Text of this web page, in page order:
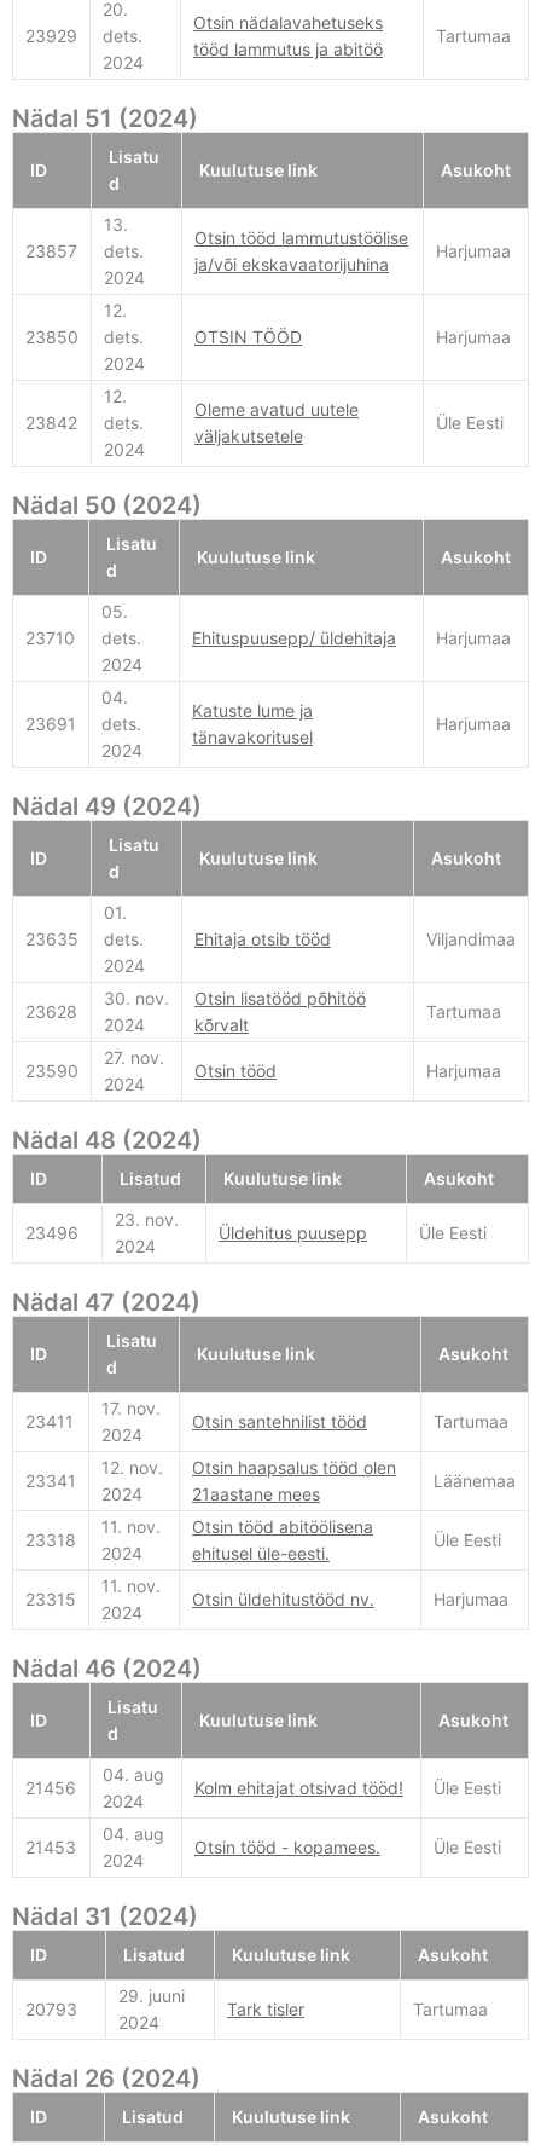
23929
20.
dets.
2024
Otsin nädalavahetuseks
tööd lammutus ja abitöö
Tartumaa
Nädal 51 (2024)
ID
Lisatu
d
Kuulutuse link Asukoht
23857
13.
dets.
2024
Otsin tööd lammutustöölise
ja/või ekskavaatorijuhina
Harjumaa
23850
12.
dets.
2024
OTSIN TÖÖD Harjumaa
23842
12.
dets.
2024
Oleme avatud uutele
väljakutsetele
Üle Eesti
Nädal 50 (2024)
ID
Lisatu
d
Kuulutuse link Asukoht
23710
05.
dets.
2024
Ehituspuusepp/ üldehitaja Harjumaa
23691
04.
dets.
2024
Katuste lume ja
tänavakoritusel
Harjumaa
Nädal 49 (2024)
ID
Lisatu
d
Kuulutuse link Asukoht
23635
01.
dets.
2024
Ehitaja otsib tööd Viljandimaa
23628
30. nov.
2024
Otsin lisatööd põhitöö
kõrvalt
Tartumaa
23590
27. nov.
2024
Otsin tööd Harjumaa
Nädal 48 (2024)
ID Lisatud Kuulutuse link Asukoht
23496
23. nov.
2024
Üldehitus puusepp Üle Eesti
Nädal 47 (2024)
ID
Lisatu
d
Kuulutuse link Asukoht
23411
17. nov.
2024
Otsin santehnilist tööd Tartumaa
23341
12. nov.
2024
Otsin haapsalus tööd olen
21aastane mees
Läänemaa
23318
11. nov.
2024
Otsin tööd abitöölisena
ehitusel üle-eesti.
Üle Eesti
23315
11. nov.
2024
Otsin üldehitustööd nv. Harjumaa
Nädal 46 (2024)
ID
Lisatu
d
Kuulutuse link Asukoht
21456
04. aug
2024
Kolm ehitajat otsivad tööd! Üle Eesti
21453
04. aug
2024
Otsin tööd - kopamees. Üle Eesti
Nädal 31 (2024)
ID Lisatud Kuulutuse link Asukoht
20793
29. juuni
2024
Tark tisler Tartumaa
Nädal 26 (2024)
ID Lisatud Kuulutuse link Asukoht